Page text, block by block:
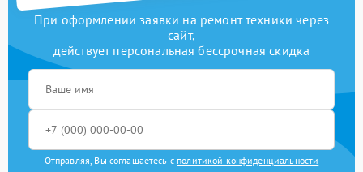
При оформлении заявки на ремонт техники через
сайт,
действует персональная бессрочная скидка
Отправляя, Вы соглашаетесь с политикой конфиденциальности